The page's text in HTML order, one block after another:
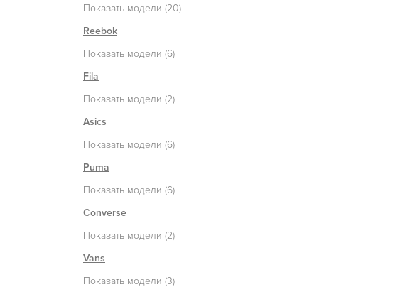
Показать модели (20)
Reebok
Показать модели (6)
Fila
Показать модели (2)
Asics
Показать модели (6)
Puma
Показать модели (6)
Converse
Показать модели (2)
Vans
Показать модели (3)